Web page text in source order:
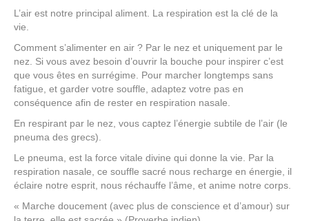
L’air est notre principal aliment. La respiration est la clé de la
vie.
Comment s’alimenter en air ? Par le nez et uniquement par le
nez. Si vous avez besoin d’ouvrir la bouche pour inspirer c’est
que vous êtes en surrégime. Pour marcher longtemps sans
fatigue, et garder votre souffle, adaptez votre pas en
conséquence afin de rester en respiration nasale.
En respirant par le nez, vous captez l’énergie subtile de l’air (le
pneuma des grecs).
Le pneuma, est la force vitale divine qui donne la vie. Par la
respiration nasale, ce souffle sacré nous recharge en énergie, il
éclaire notre esprit, nous réchauffe l’âme, et anime notre corps.
« Marche doucement (avec plus de conscience et d’amour) sur